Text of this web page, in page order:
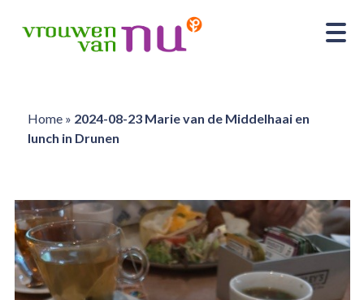
Home» 2024-08-23 Marie van de Middelhaai en
lunch in Drunen